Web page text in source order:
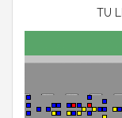
TU